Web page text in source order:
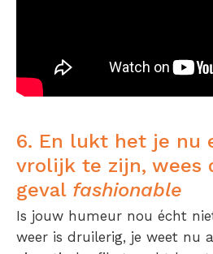
6. En lukt het je nu
vrolijk te zijn, wees
geval fashionable
Is jouw humeur nou écht
weer is druilerig, je weet nu